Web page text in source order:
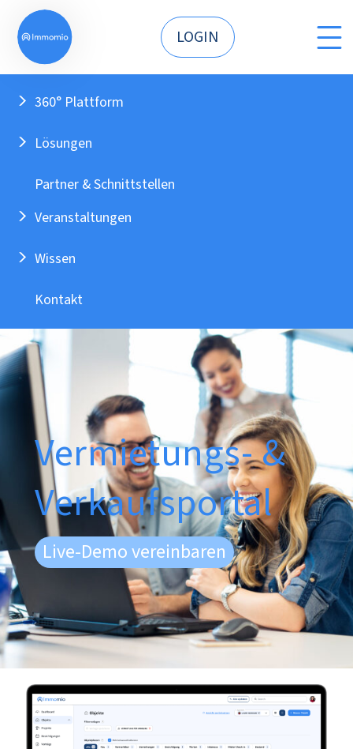
360° Plattform
Lösungen
Partner & Schnittstellen
Veranstaltungen
Wissen
Kontakt
LOGIN
Vermietungs- &
Verkaufsportal
Live-Demo vereinbaren